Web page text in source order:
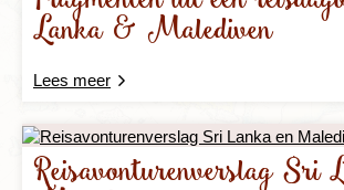
Lanka & Malediven
Lees meer
Reisavonturenverslag Sri